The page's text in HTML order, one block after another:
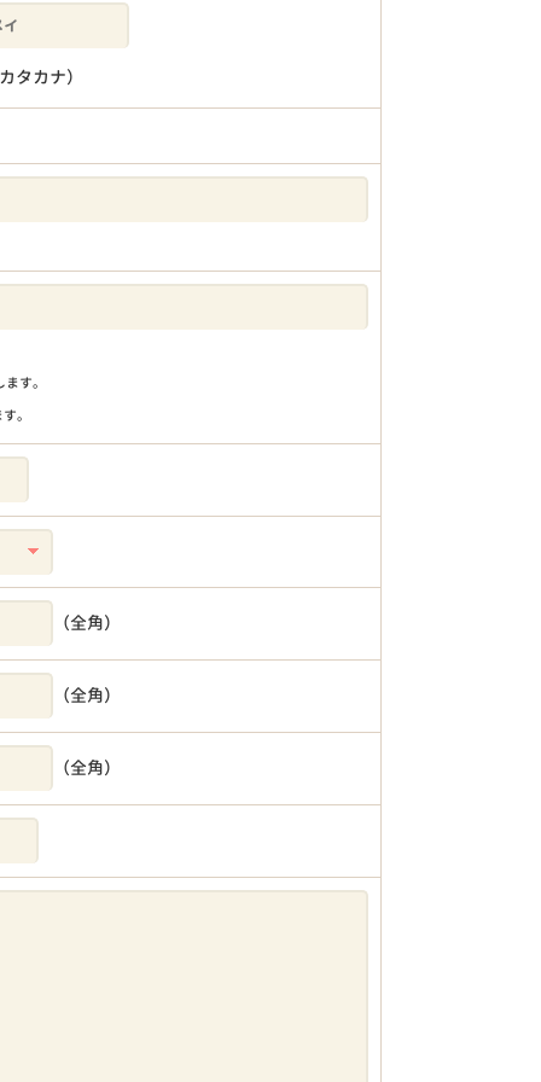
タカナ）
す。
。
（全角）
（全角）
（全角）